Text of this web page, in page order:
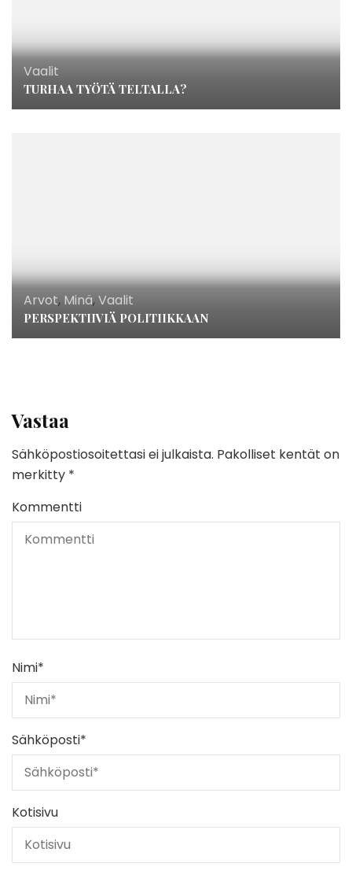
Vaalit
TURHAA TYÖTÄ TELTALLA?
Arvot, Minä,Vaalit
PERSPEKTIIVIÄ POLITIIKKAAN
Vastaa
Sähköpostiosoitettasi ei julkaista. Pakolliset kentät on
merkitty *
Kommentti
Nimi*
Sähköposti*
Kotisivu